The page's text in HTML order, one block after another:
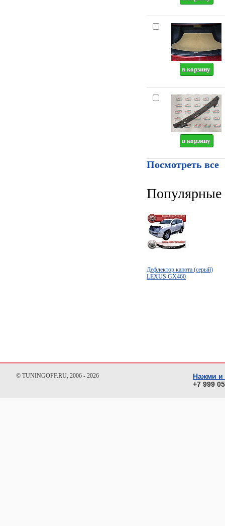
Посмотреть все
Популярные
Дефлектор капота (серый)
LEXUS GX460
© TUNINGOFF.RU, 2006 - 2026
Нажми и
+7 999